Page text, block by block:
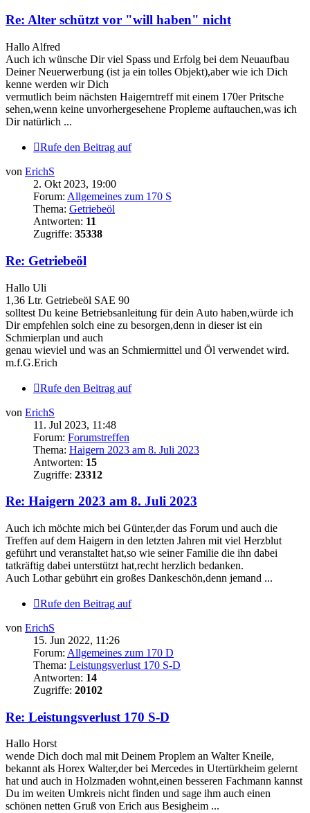
Re: Alter schützt vor "will haben" nicht
Hallo Alfred
Auch ich wünsche Dir viel Spass und Erfolg bei dem Neuaufbau
Deiner Neuerwerbung (ist ja ein tolles Objekt),aber wie ich Dich
kenne werden wir Dich
vermutlich beim nächsten Haigerntreff mit einem 170er Pritsche
sehen,wenn keine unvorhergesehene Propleme auftauchen,was ich
Dir natürlich ...
Rufe den Beitrag auf
von ErichS
2. Okt 2023, 19:00
Forum: Allgemeines zum 170 S
Thema: Getriebeöl
Antworten: 11
Zugriffe: 35338
Re: Getriebeöl
Hallo Uli
1,36 Ltr. Getriebeöl SAE 90
solltest Du keine Betriebsanleitung für dein Auto haben,würde ich
Dir empfehlen solch eine zu besorgen,denn in dieser ist ein
Schmierplan und auch
genau wieviel und was an Schmiermittel und Öl verwendet wird.
m.f.G.Erich
Rufe den Beitrag auf
von ErichS
11. Jul 2023, 11:48
Forum: Forumstreffen
Thema: Haigern 2023 am 8. Juli 2023
Antworten: 15
Zugriffe: 23312
Re: Haigern 2023 am 8. Juli 2023
Auch ich möchte mich bei Günter,der das Forum und auch die
Treffen auf dem Haigern in den letzten Jahren mit viel Herzblut
geführt und veranstaltet hat,so wie seiner Familie die ihn dabei
tatkräftig dabei unterstützt hat,recht herzlich bedanken.
Auch Lothar gebührt ein großes Dankeschön,denn jemand ...
Rufe den Beitrag auf
von ErichS
15. Jun 2022, 11:26
Forum: Allgemeines zum 170 D
Thema: Leistungsverlust 170 S-D
Antworten: 14
Zugriffe: 20102
Re: Leistungsverlust 170 S-D
Hallo Horst
wende Dich doch mal mit Deinem Proplem an Walter Kneile,
bekannt als Horex Walter,der bei Mercedes in Utertürkheim gelernt
hat und auch in Holzmaden wohnt,einen besseren Fachmann kannst
Du im weiten Umkreis nicht finden und sage ihm auch einen
schönen netten Gruß von Erich aus Besigheim ...